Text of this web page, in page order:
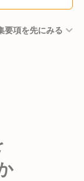
要項を先にみる